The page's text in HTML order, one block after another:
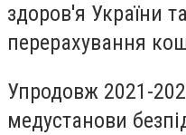
здоров'я України
перерахування
Упродовж 2021-
медустанови